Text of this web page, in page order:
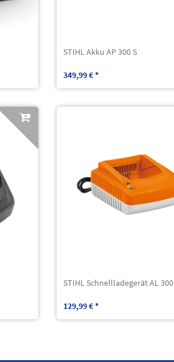
STIHL Akku AP 300 S
349,99 € *
STIHL Schnellladegerät AL 300
129,99 € *